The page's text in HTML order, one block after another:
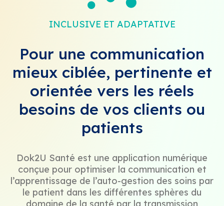
INCLUSIVE ET ADAPTATIVE
Pour une communication
mieux ciblée, pertinente et
orientée vers les réels
besoins de vos clients ou
patients
Dok2U Santé est une application numérique
conçue pour optimiser la communication et
l’apprentissage de l’auto-gestion des soins par
le patient dans les différentes sphères du